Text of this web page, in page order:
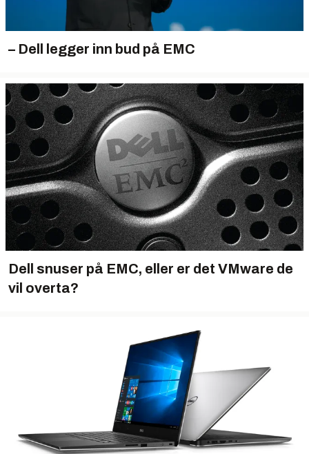
– Dell legger inn bud på EMC
Dell snuser på EMC, eller er det VMware de
vil overta?